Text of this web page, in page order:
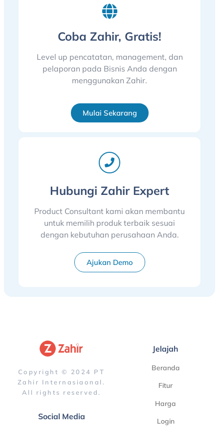
Coba Zahir, Gratis!
Level up pencatatan, management, dan
pelaporan pada Bisnis Anda dengan
menggunakan Zahir.
Mulai Sekarang
Hubungi Zahir Expert
Product Consultant kami akan membantu
untuk memilih produk terbaik sesuai
dengan kebutuhan perusahaan Anda.
Ajukan Demo
Copyright © 2024 PT
Zahir Internasiaonal.
All rights reserved.
Social Media
Jelajah
Beranda
Fitur
Harga
Login